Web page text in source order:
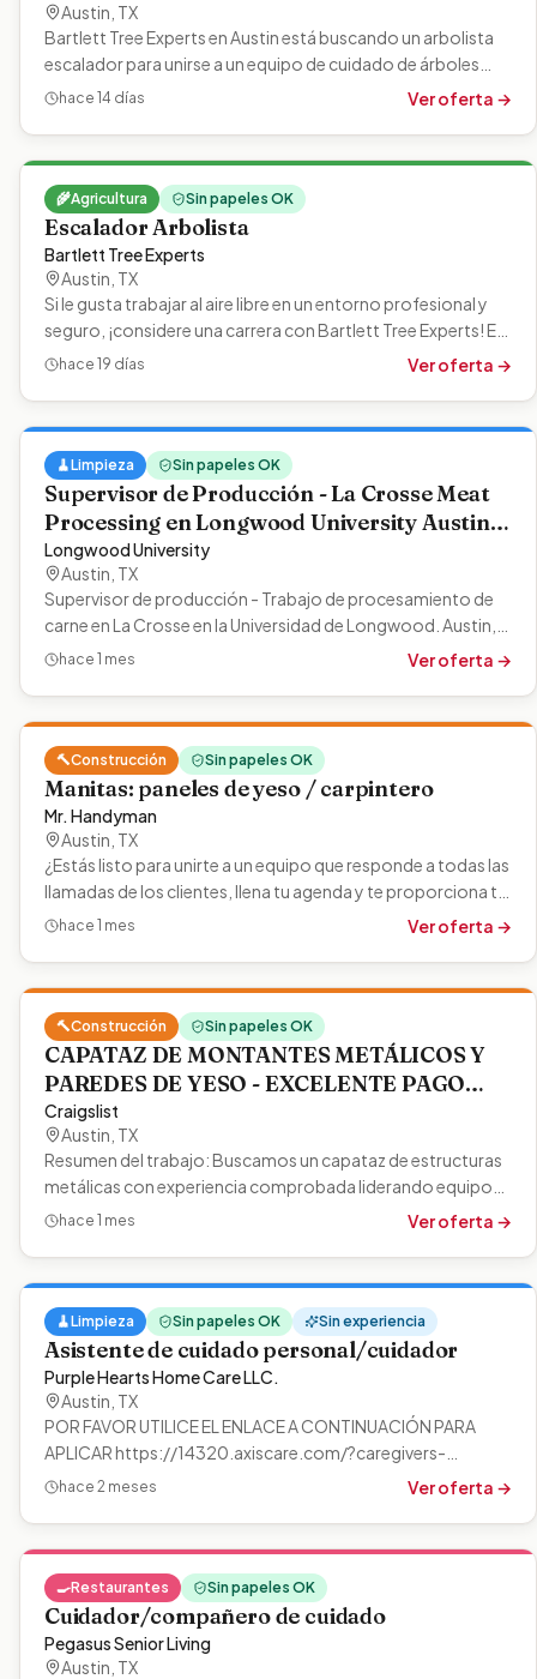
Austin TX
Bartlett Tree Experts en Austin está buscando un arbolista
escalador para unirse a un equipo de cuidado de árboles
impulsado por la…
hace 14 días Ver oferta →
🌾Agricultura Sin papeles OK
Escalador Arbolista
Bartlett Tree Experts
Austin TX
Si le gusta trabajar al aire libre en un entorno profesional y
seguro, ¡considere una carrera con Bartlett Tree Experts! En
Bartlett,…
hace 19 días Ver oferta →
🧹Limpieza Sin papeles OK
Supervisor de Producción - La Crosse Meat
Processing en Longwood University Austin,
TX
Longwood University
Austin TX
Supervisor de producción - Trabajo de procesamiento de
carne en La Crosse en la Universidad de Longwood. Austin,
Texas. Estás viendo una…
hace 1 mes Ver oferta →
🔨Construcción Sin papeles OK
Manitas: paneles de yeso / carpintero
Mr. Handyman
Austin TX
¿Estás listo para unirte a un equipo que responde a todas las
llamadas de los clientes, llena tu agenda y te proporciona tu
propia…
hace 1 mes Ver oferta →
🔨Construcción Sin papeles OK
CAPATAZ DE MONTANTES METÁLICOS Y
PAREDES DE YESO - EXCELENTE PAGO
(Austin) de Craigslist en 2026 | ok.com
Craigslist
Austin TX
Resumen del trabajo: Buscamos un capataz de estructuras
metálicas con experiencia comprobada liderando equipos
en proyectos comerciales,…
hace 1 mes Ver oferta →
🧹Limpieza Sin papeles OK Sin experiencia
Asistente de cuidado personal/cuidador
Purple Hearts Home Care LLC.
Austin TX
POR FAVOR UTILICE EL ENLACE A CONTINUACIÓN PARA
APLICAR https://14320.axiscare.com/?caregivers-
applications.php&applicationId=1297 Llámeme…
hace 2 meses Ver oferta →
🍳Restaurantes Sin papeles OK
Cuidador/compañero de cuidado
Pegasus Senior Living
Austin TX